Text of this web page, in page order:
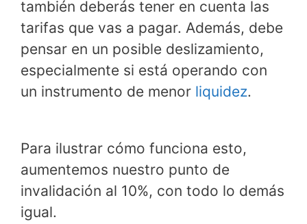
también deberás tener en cuenta las
tarifas que vas a pagar. Además, debe
pensar en un posible deslizamiento,
especialmente si está operando con
un instrumento de menor liquidez.
Para ilustrar cómo funciona esto,
aumentemos nuestro punto de
invalidación al 10%, con todo lo demás
igual.